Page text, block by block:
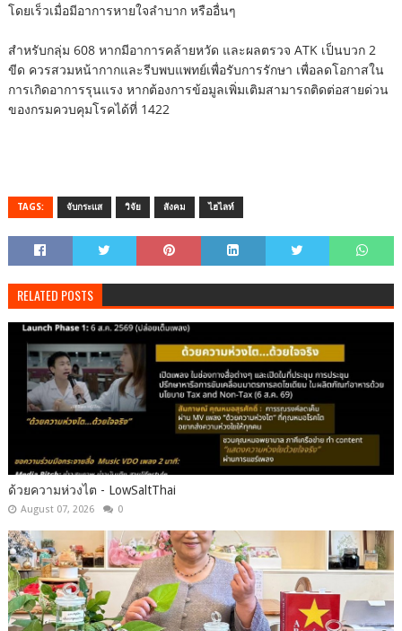
โดยเร็วเมื่อมีอาการหายใจลำบาก หรืออื่นๆ
สำหรับกลุ่ม 608 หากมีอาการคล้ายหวัด และผลตรวจ ATK เป็นบวก 2
ขีด ควรสวมหน้ากากและรีบพบแพทย์เพื่อรับการรักษา เพื่อลดโอกาสใน
การเกิดอาการรุนแรง หากต้องการข้อมูลเพิ่มเติมสามารถติดต่อสายด่วน
ของกรมควบคุมโรคได้ที่ 1422
TAGS: จับกระแส วิจัย สังคม ไฮไลท์
RELATED POSTS
ด้วยความห่วงไต - LowSaltThai
August 07, 2026 0